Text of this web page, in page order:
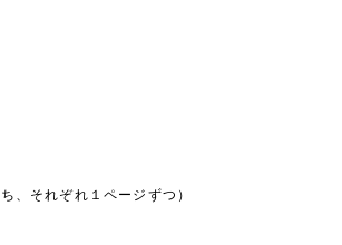
、それぞれ１ページずつ）